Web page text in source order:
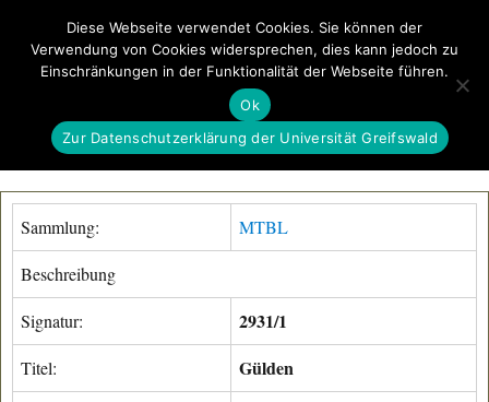
GeoGREIF MENÜ
Sammlung: MTBL
Beschreibung
Signatur: 2931/1
Titel: Gülden
Diese Webseite verwendet Cookies. Sie können der
Verwendung von Cookies widersprechen, dies kann jedoch zu
Einschränkungen in der Funktionalität der Webseite führen.
Ok
Zur Datenschutzerklärung der Universität Greifswald